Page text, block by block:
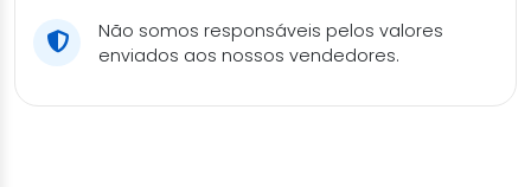
Não somos responsáveis pelos valores
enviados aos nossos vendedores.